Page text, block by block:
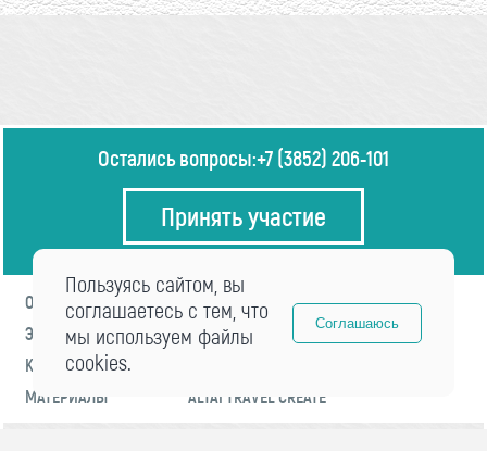
Остались вопросы:+7 (3852) 206-101
Принять участие
О ФОРУМЕ
ПРОГРАММА
ЭКСПЕРТЫ
НОВОСТИ
КОНТАКТЫ
МАТЕРИАЛЫ
ALTAI TRAVEL CREATE
Пользуясь сайтом, вы
соглашаетесь с тем, что
мы используем файлы
cookies.
Соглашаюсь